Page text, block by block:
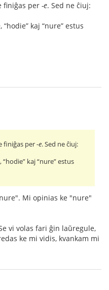
finiĝas per -e. Sed ne ĉiuj:
kaj “nure” estus
finiĝas per-e. Sed ne ĉiuj:
kaj “nure” estus
Mi opinias ke "nure"
vi volas fari ĝin laŭregule,
ke mi vidis, kvankam mi